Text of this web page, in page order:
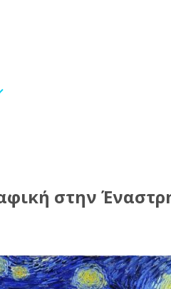
στην